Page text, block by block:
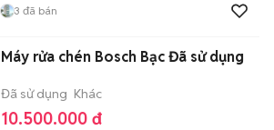
3 đã bán
Máy rửa chén Bosch Bạc Đã sử dụng
Đã sử dụng Khác
10.500.000 đ